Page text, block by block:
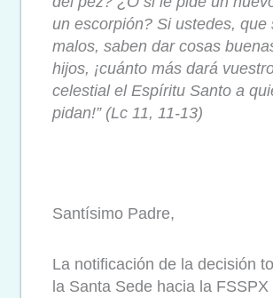
un escorpión? Si ustedes, que
malos, saben dar cosas
hijos, ¡cuánto más dará
celestial el Espíritu Santo a
pidan!” (Lc 11, 11-13)
Santísimo Padre,
La notificación de la decisión
la Santa Sede hacia la FSSPX